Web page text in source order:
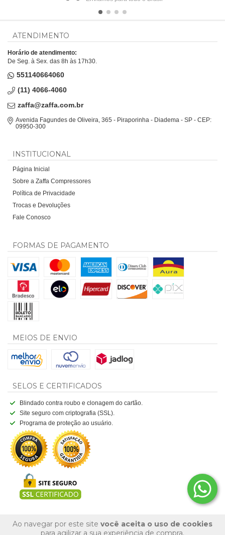
Ao navegar por este site você aceita o uso de cookies
para agilizar a sua experiência de compra.
ATENDIMENTO
Horário de atendimento:
De Seg. à Sex. das 8h às 17h30.
551140664060
(11) 4066-4060
zaffa@zaffa.com.br
Avenida Fagundes de Oliveira, 365 - Piraporinha - Diadema - SP - CEP:
09950-300
INSTITUCIONAL
Página Inicial
Sobre a Zaffa Compressores
Política de Privacidade
Trocas e Devoluções
Fale Conosco
FORMAS DE PAGAMENTO
MEIOS DE ENVIO
SELOS E CERTIFICADOS
Blindado contra roubo e clonagem do cartão.
Site seguro com criptografia (SSL).
Programa de proteção ao usuário.